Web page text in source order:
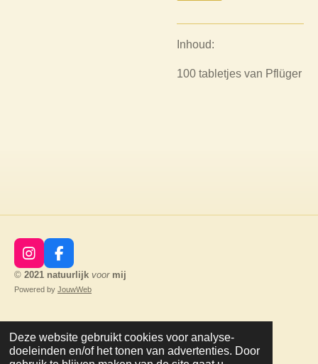
Deze website gebruikt cookies voor analyse-
doeleinden en/of het tonen van advertenties. Door
Inhoud:
100 tabletjes van Pflüger
I
n
s
r
a
F
a
c
o
k
© 2021 natuurlijk voor mij
Powered by JouwWeb